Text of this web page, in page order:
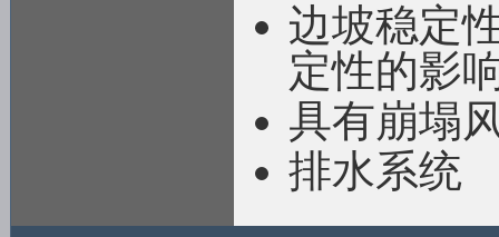
边坡稳定
定性的影
具有崩塌
排水系统